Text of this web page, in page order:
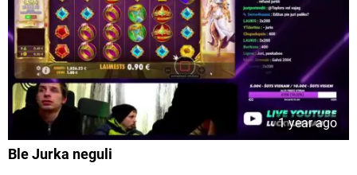
1 year ago
Ble Jurka neguli